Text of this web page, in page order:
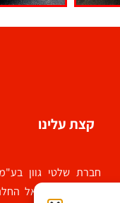
קצת עלינו
חברת שלטי גוון
הוותיקות בישראל